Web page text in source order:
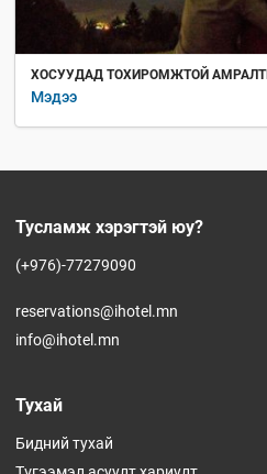
ХОСУУДАД ТОХИРОМЖТОЙ
Мэдээ
Тусламж хэрэгтэй юу?
(+976)-77279090
reservations@ihotel.mn
info@ihotel.mn
Тухай
Бидний тухай